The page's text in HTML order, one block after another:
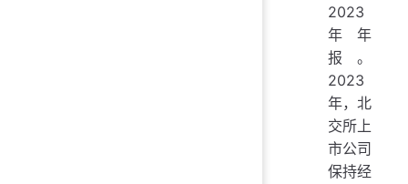
2023
年年
报。
2023
年，北
交所上
市公司
保持经